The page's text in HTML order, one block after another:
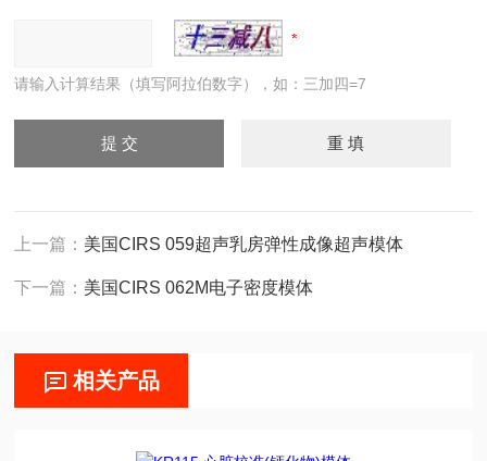
请输入计算结果（填写阿拉伯数字），如：三加四=7
上一篇： 美国CIRS 059超声乳房弹性成像超声模体
下一篇： 美国CIRS 062M电子密度模体
相关产品